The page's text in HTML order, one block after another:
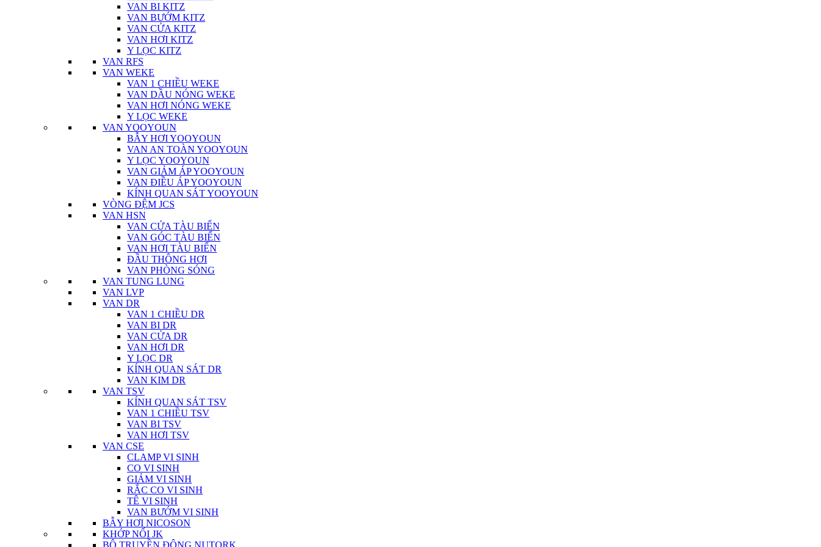
VAN BI KITZ
VAN BƯỚM KITZ
VAN CỬA KITZ
VAN HƠI KITZ
Y LỌC KITZ
VAN RFS
VAN WEKE
VAN 1 CHIỀU WEKE
VAN DẦU NÓNG WEKE
VAN HƠI NÓNG WEKE
Y LỌC WEKE
VAN YOOYOUN
BẪY HƠI YOOYOUN
VAN AN TOÀN YOOYOUN
Y LỌC YOOYOUN
VAN GIẢM ÁP YOOYOUN
VAN ĐIỀU ÁP YOOYOUN
KÍNH QUAN SÁT YOOYOUN
VÒNG ĐỆM JCS
VAN HSN
VAN CỬA TÀU BIỂN
VAN GÓC TÀU BIỂN
VAN HƠI TÀU BIỂN
ĐẦU THÔNG HƠI
VAN PHÒNG SÓNG
VAN TUNG LUNG
VAN LVP
VAN DR
VAN 1 CHIỀU DR
VAN BI DR
VAN CỬA DR
VAN HƠI DR
Y LỌC DR
KÍNH QUAN SÁT DR
VAN KIM DR
VAN TSV
KÍNH QUAN SÁT TSV
VAN 1 CHIỀU TSV
VAN BI TSV
VAN HƠI TSV
VAN CSE
CLAMP VI SINH
CO VI SINH
GIẢM VI SINH
RẮC CO VI SINH
TÊ VI SINH
VAN BƯỚM VI SINH
BẪY HƠI NICOSON
KHỚP NỐI JK
BỘ TRUYỀN ĐỘNG NUTORK